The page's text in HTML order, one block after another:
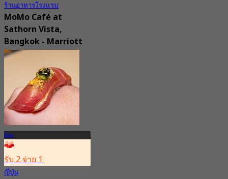
ร้านอาหารโรงแรม
MoMo Café at
Sathorn Vista,
Bangkok - Marriott
Executive
Apartments
67 การจอง
จาก฿ 890
สีลม
รับ 2 จ่าย 1
ญี่ปุ่น